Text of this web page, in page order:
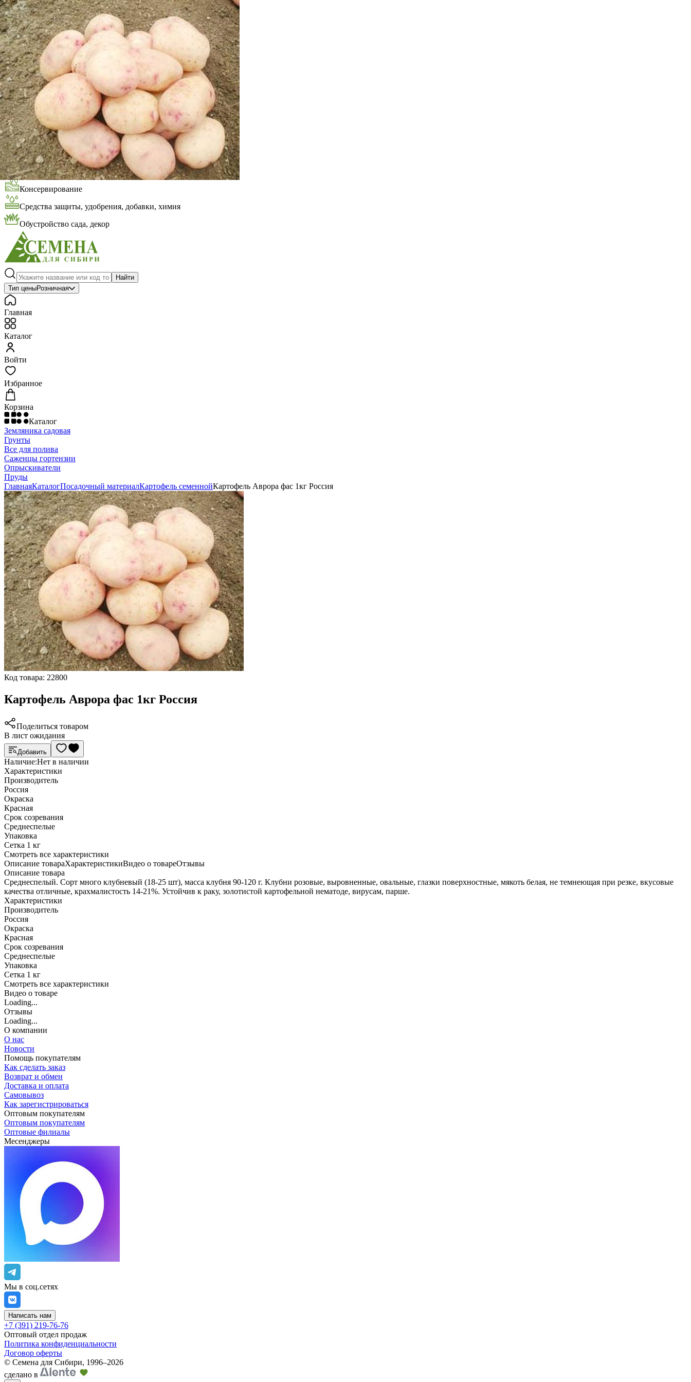
Выберите город
Обратный звонокЗаказать обратный звонок
Каталог
Семена
Грунты
Газонные травы, сидераты
Горшки, рассадники, аксессуары
Посадочный материал
Садовый инструмент, инвентарь
Консервирование
Средства защиты, удобрения, добавки, химия
Обустройство сада, декор
Найти
Тип ценыРозничная
Главная
Каталог
Войти
Избранное
Корзина
Каталог
Земляника садовая
Грунты
Все для полива
Саженцы гортензии
Опрыскиватели
Пруды
ГлавнаяКаталогПосадочный материалКартофель семеннойКартофель Аврора фас 1кг Россия
Код товара: 22800
Картофель Аврора фас 1кг Россия
Поделиться товаром
В лист ожидания
Добавить
Наличие:Нет в наличии
Характеристики
Производитель
Россия
Окраска
Красная
Срок созревания
Среднеспелые
Упаковка
Сетка 1 кг
Cмотреть все характеристики
Описание товараХарактеристикиВидео о товареОтзывы
Описание товара
Среднеспелый. Сорт много клубневый (18-25 шт), масса клубня 90-120 г. Клубни розовые, выровненные, овальные, глазки поверхностные, мякоть белая, не темнеющая при резке, вкусовые
качества отличные, крахмалистость 14-21%. Устойчив к раку, золотистой картофельной нематоде, вирусам, парше.
Характеристики
Производитель
Россия
Окраска
Красная
Срок созревания
Среднеспелые
Упаковка
Сетка 1 кг
Cмотреть все характеристики
Видео о товаре
Loading...
Отзывы
Loading...
О компании
О нас
Новости
Помощь покупателям
Как сделать заказ
Возврат и обмен
Доставка и оплата
Самовывоз
Как зарегистрироваться
Оптовым покупателям
Оптовым покупателям
Оптовые филиалы
Месенджеры
Мы в соц.сетях
Написать нам
+7 (391) 219-76-76
Оптовый отдел продаж
Политика конфиденциальности
Договор оферты
© Семена для Сибири, 1996–2026
сделано в